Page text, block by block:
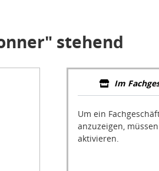
stehend
Im
Um ein
anzuzeigen,
aktivieren.